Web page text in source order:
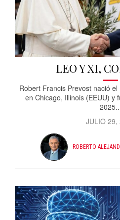
LEO Y XI,
Robert Francis Prevost nació
en Chicago, Illinois (EEUU) y
JULIO 29,
ROBERTO